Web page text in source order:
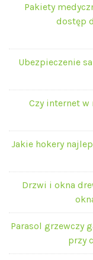
Pakiety
dostęp
Ubezpieczenie
Czy internet w
Jakie hokery
Drzwi i okna
Parasol grzewczy
przy